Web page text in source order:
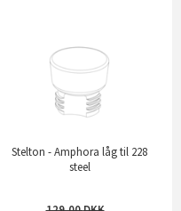
Stelton - Amphora låg til 228
steel